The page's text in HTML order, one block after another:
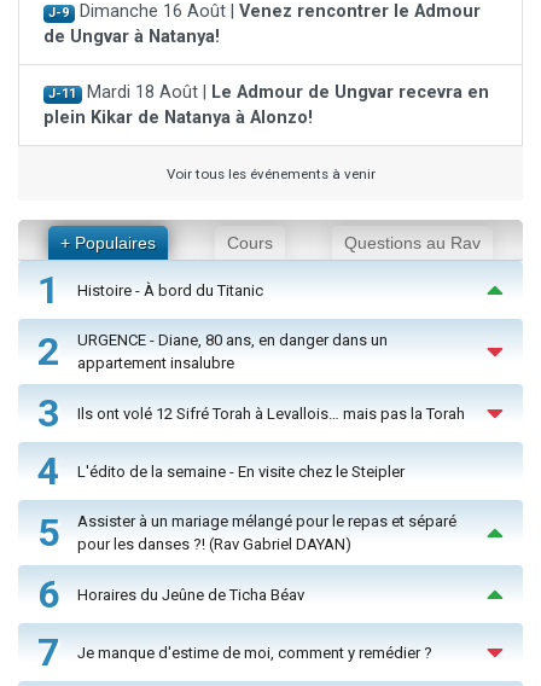
J-9 Dimanche 16 Août | Venez rencontrer le Admour
de Ungvar à Natanya!
J-11 Mardi 18 Août | Le Admour de Ungvar recevra en
plein Kikar de Natanya à Alonzo!
Voir tous les événements à venir
+ Populaires Cours Questions au Rav
1 Histoire - À bord du Titanic
2
URGENCE - Diane, 80 ans, en danger dans un
appartement insalubre
3 Ils ont volé 12 Sifré Torah à Levallois… mais pas la Torah
4 L'édito de la semaine - En visite chez le Steipler
5
Assister à un mariage mélangé pour le repas et séparé
pour les danses ?! (Rav Gabriel DAYAN)
6 Horaires du Jeûne de Ticha Béav
7 Je manque d'estime de moi, comment y remédier ?